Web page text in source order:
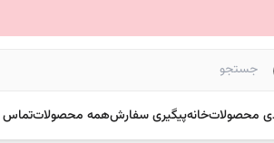
محصولاتخانهپیگیری سفارشهمه محصولاتتماس